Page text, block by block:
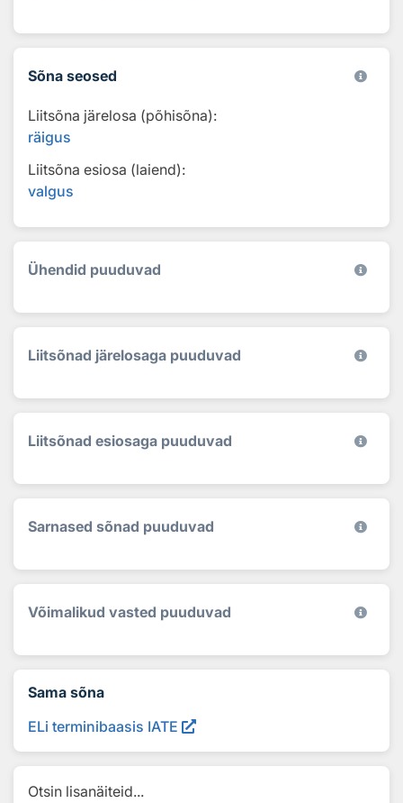
Sõna seosed
Liitsõna järelosa (põhisõna):
räigus
Liitsõna esiosa (laiend):
valgus
Ühendid puuduvad
Liitsõnad järelosaga puuduvad
Liitsõnad esiosaga puuduvad
Sarnased sõnad puuduvad
Võimalikud vasted puuduvad
Sama sõna
ELi terminibaasis IATE
Otsin lisanäiteid...